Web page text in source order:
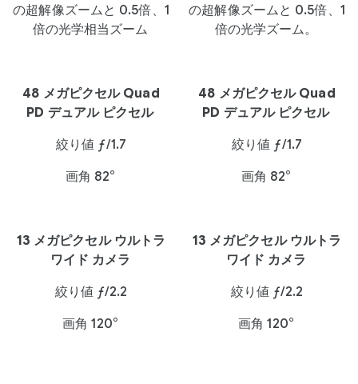
の超解像ズームと 0.5倍、1
倍の光学相当ズーム
の超解像ズームと 0.5倍、1
倍の光学ズーム。
48 メガピクセル Quad
PD デュアル ピクセル
48 メガピクセル Quad
PD デュアル ピクセル
絞り値 ƒ/1.7
絞り値 ƒ/1.7
画角 82°
画角 82°
13 メガピクセル ウルトラ
ワイド カメラ
13 メガピクセル ウルトラ
ワイド カメラ
絞り値 ƒ/2.2
絞り値 ƒ/2.2
画角 120°
画角 120°